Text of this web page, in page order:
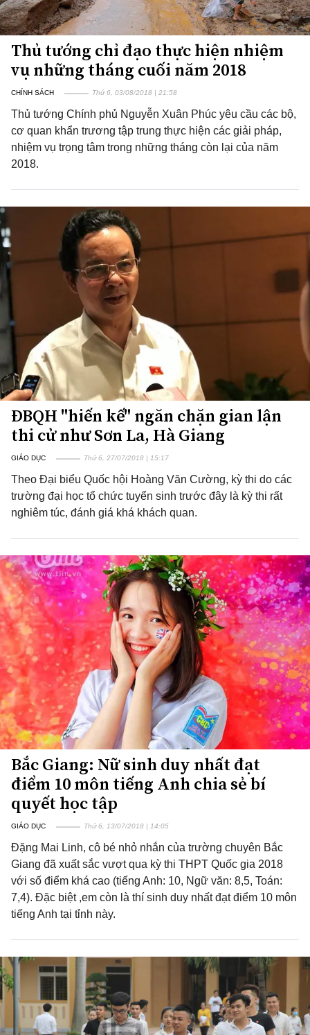
Thủ tướng chỉ đạo thực hiện nhiệm
vụ những tháng cuối năm 2018
CHÍNH SÁCH Thứ 6, 03/08/2018 | 21:58
Thủ tướng Chính phủ Nguyễn Xuân Phúc yêu cầu các bộ,
cơ quan khẩn trương tập trung thực hiện các giải pháp,
nhiệm vụ trọng tâm trong những tháng còn lại của năm
2018.
ĐBQH "hiến kế" ngăn chặn gian lận
thi cử như Sơn La, Hà Giang
GIÁO DỤC Thứ 6, 27/07/2018 | 15:17
Theo Đại biểu Quốc hội Hoàng Văn Cường, kỳ thi do các
trường đại học tổ chức tuyển sinh trước đây là kỳ thi rất
nghiêm túc, đánh giá khá khách quan.
Bắc Giang: Nữ sinh duy nhất đạt
điểm 10 môn tiếng Anh chia sẻ bí
quyết học tập
GIÁO DỤC Thứ 6, 13/07/2018 | 14:05
Đặng Mai Linh, cô bé nhỏ nhắn của trường chuyên Bắc
Giang đã xuất sắc vượt qua kỳ thi THPT Quốc gia 2018
với số điểm khá cao (tiếng Anh: 10, Ngữ văn: 8,5, Toán:
7,4). Đặc biệt ,em còn là thí sinh duy nhất đạt điểm 10 môn
tiếng Anh tại tỉnh này.